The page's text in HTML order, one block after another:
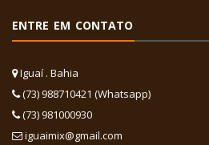
ENTRE EM CONTATO
Iguaí . Bahia
(73) 988710421 (Whatsapp)
(73) 981000930
iguaimix@gmail.com